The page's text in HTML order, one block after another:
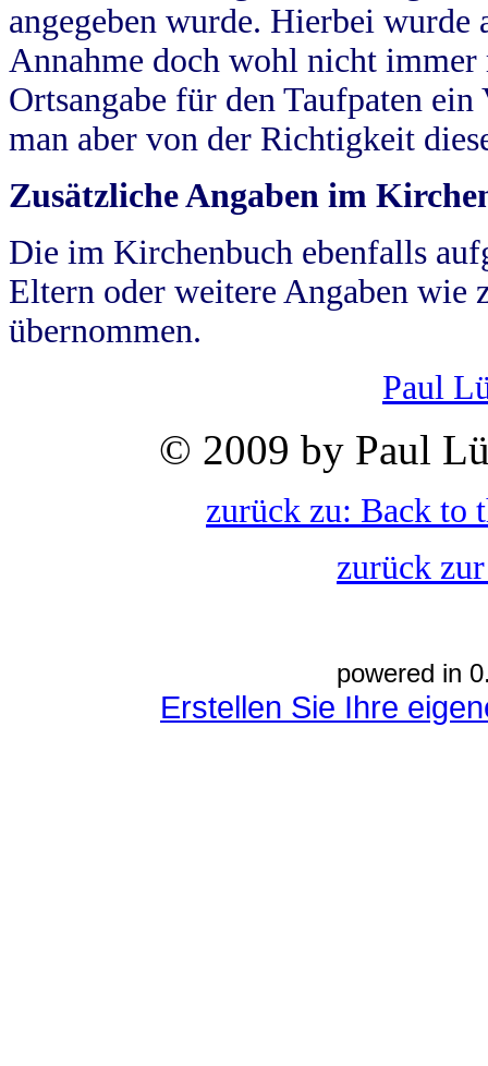
angegeben wurde. Hierbei wurde
Annahme doch wohl nicht
Ortsangabe für den Taufpaten
man aber von der Richtigkeit
Zusätzliche Angaben im
Die im Kirchenbuch ebenfalls
Eltern oder weitere Angaben wie
übernommen.
Paul
© 2009 by Paul
zurück zu: Back to
zurück
powered in
Erstellen Sie Ihre